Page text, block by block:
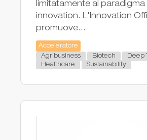
limitatamente al
innovation. L'Innovation
promuove...
Acceleratore
Agribusiness
Biotech
Deep
Healthcare
Sustainability